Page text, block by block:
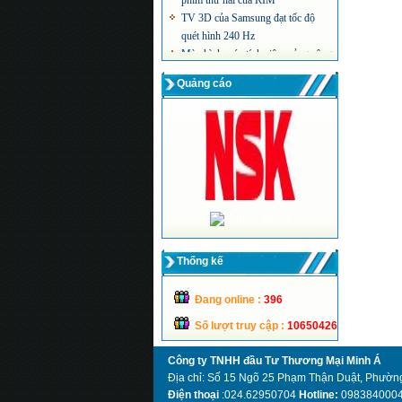
TV 3D của Samsung đạt tốc độ
Màn hình máy tính siêu mỏng công
nghệ LED của Acer
Quảng cáo
Thống kế
Đang online : 396
Số lượt truy cập : 10650426
Công ty TNHH đầu Tư Thương Mại Minh Á
Địa chỉ: Số 15 Ngõ 25 Phạm Thận Duật,
Điện thoại:024.62950704 Hotline: